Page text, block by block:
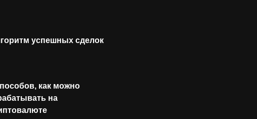
успешных сделок
как можно
на